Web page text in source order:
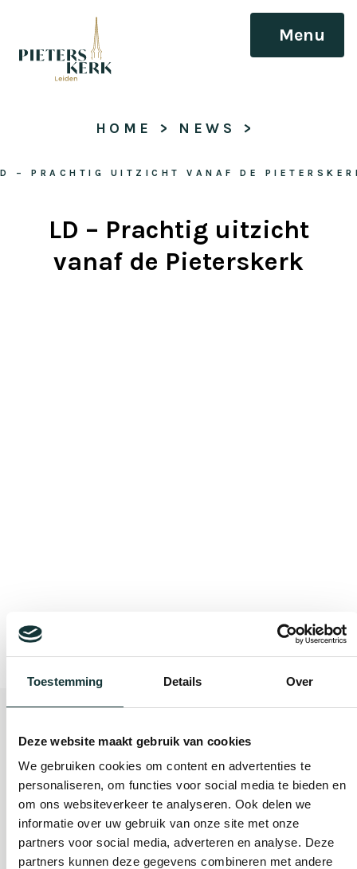
Toestemming Details Over
Deze website maakt gebruik van cookies
We gebruiken cookies om content en advertenties te
personaliseren, om functies voor social media te bieden en
om ons websiteverkeer te analyseren. Ook delen we
informatie over uw gebruik van onze site met onze
partners voor social media, adverteren en analyse. Deze
partners kunnen deze gegevens combineren met andere
Menu
HOME > NEWS >
– PRACHTIG UITZICHT VANAF DE
LD – Prachtig uitzicht
vanaf de Pieterskerk
Bekijk alle blogberichten
Plan je bezoek
Evenement
organiseren